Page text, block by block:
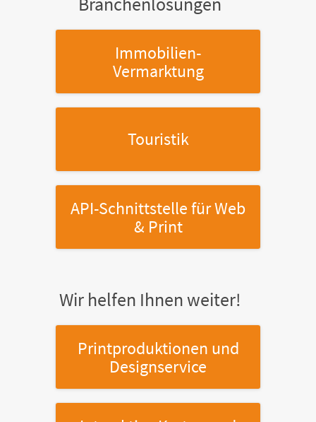
Immobilien-
Vermarktung
Touristik
API-Schnittstellefür Web
& Print
Wir helfen Ihnen weiter!
Printproduktionen und
Designservice